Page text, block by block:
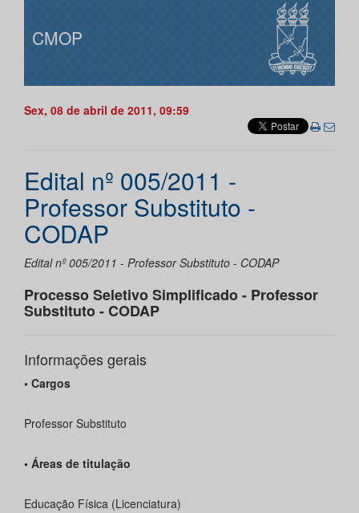
CMOP
Sex, 08 de abril de 2011, 09:59
Edital nº 005/2011 -
Professor Substituto -
CODAP
Edital nº 005/2011 - Professor Substituto - CODAP
Processo Seletivo Simplificado - Professor
Substituto - CODAP
Informações gerais
• Cargos
Professor Substituto
• Áreas de titulação
Educação Física (Licenciatura)